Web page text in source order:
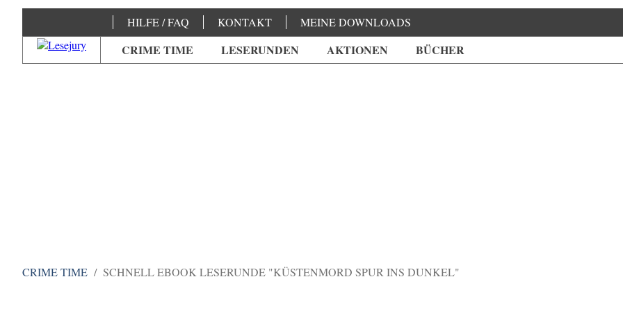
HILFE / FAQ KONTAKT MEINE DOWNLOADS
CRIME TIME LESERUNDEN AKTIONEN BÜCHER
CRIME TIME SCHNELL EBOOK LESERUNDE "KÜSTENMORD SPUR INS DUNKEL"